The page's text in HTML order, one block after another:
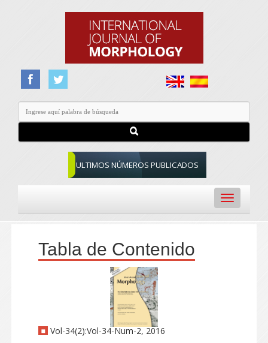
ULTIMOS NÚMEROS PUBLICADOS
Toggle
navigation
Tabla de Contenido
Vol-34(2):Vol-34-Num-2, 2016